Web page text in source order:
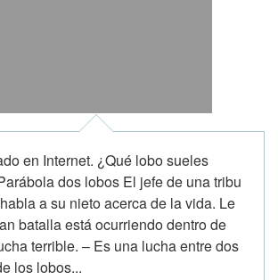
en Internet. ¿Qué lobo sueles
dos lobos El jefe de una tribu
a su nieto acerca de la vida. Le
batalla está ocurriendo dentro de
terrible. – Es una lucha entre dos
los lobos...